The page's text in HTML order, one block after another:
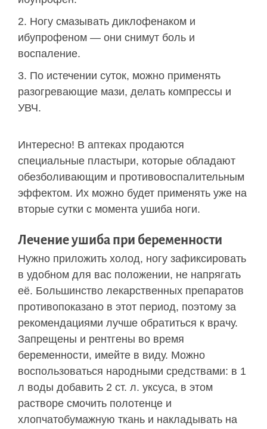
Ногу смазывать диклофенаком и
ибупрофеном — они снимут боль и
воспаление.
По истечении суток, можно применять
разогревающие мази, делать компрессы и
УВЧ.
Интересно! В аптеках продаются
специальные пластыри, которые обладают
обезболивающим и противовоспалительным
эффектом. Их можно будет применять уже на
вторые сутки с момента ушиба ноги.
Лечение ушиба при беременности
Нужно приложить холод, ногу зафиксировать
в удобном для вас положении, не напрягать
её. Большинство лекарственных препаратов
противопоказано в этот период, поэтому за
рекомендациями лучше обратиться к врачу.
Запрещены и рентгены во время
беременности, имейте в виду. Можно
воспользоваться народными средствами: в 1
л воды добавить 2 ст. л. уксуса, в этом
растворе смочить полотенце и
хлопчатобумажную ткань и накладывать на